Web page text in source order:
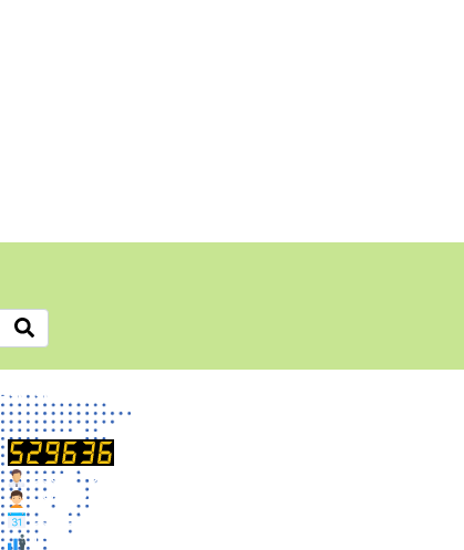
สถิติการเข้าชม
Users Today : 7
Users Yesterday : 103
Users This Month : 6878
Total Users : 529636